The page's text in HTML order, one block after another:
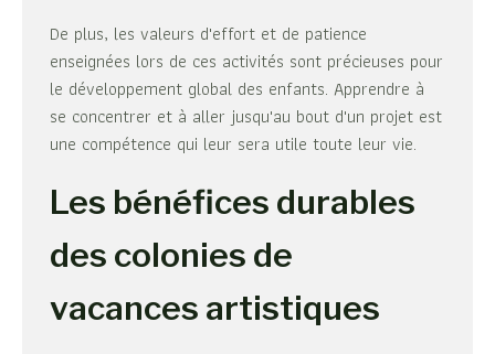
De plus, les valeurs d'effort et de patience
enseignées lors de ces activités sont précieuses pour
le développement global des enfants. Apprendre à
se concentrer et à aller jusqu'au bout d'un projet est
une compétence qui leur sera utile toute leur vie.
Les bénéfices durables
des colonies de
vacances artistiques